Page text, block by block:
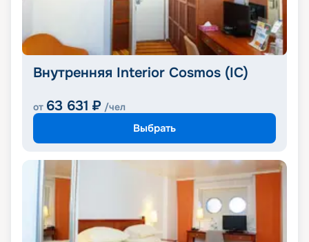
Внутренняя Interior Cosmos (IC)
от 63 631 ₽ /чел
Выбрать